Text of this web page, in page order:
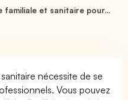
familiale et sanitaire pour...
nécessite de se
Vous pouvez